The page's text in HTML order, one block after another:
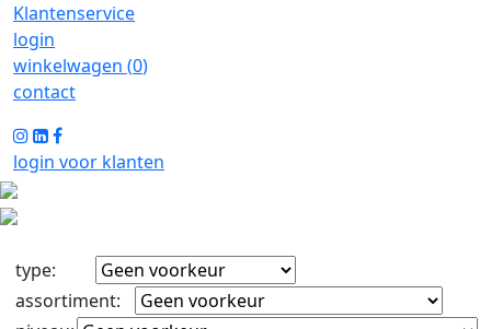
Klantenservice
login
winkelwagen (0)
contact
login voor klanten
type:
assortiment: